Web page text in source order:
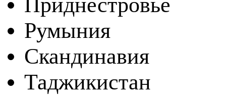
Румыния
Скандинавия
Таджикистан